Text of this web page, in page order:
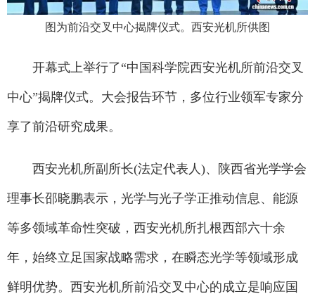
图为前沿交叉中心揭牌仪式。西安光机所供图
开幕式上举行了“中国科学院西安光机所前沿交叉
中心”揭牌仪式。大会报告环节，多位行业领军专家分
享了前沿研究成果。
西安光机所副所长(法定代表人)、陕西省光学学会
理事长邵晓鹏表示，光学与光子学正推动信息、能源
等多领域革命性突破，西安光机所扎根西部六十余
年，始终立足国家战略需求，在瞬态光学等领域形成
鲜明优势。西安光机所前沿交叉中心的成立是响应国